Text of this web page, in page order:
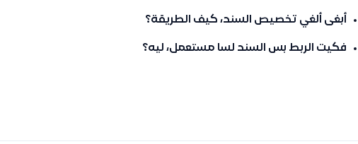
أبغى ألغي تخصيص السند، كيف الطريقة؟
فكيت الربط بس السند لسا مستعمل، ليه؟